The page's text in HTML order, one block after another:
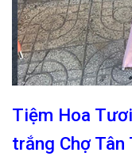
Tiệm Hoa
trắng Chợ Tân